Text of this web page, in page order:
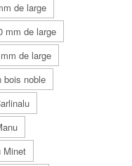
de large
mm de large
de large
bois noble
Minet